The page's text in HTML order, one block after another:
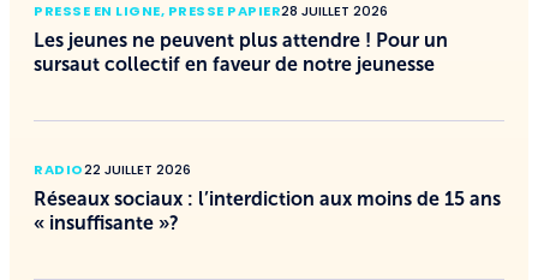
PRESSE EN LIGNE, PRESSE PAPIER28 JUILLET 2026
Les jeunes ne peuvent plus attendre ! Pour un
sursaut collectif en faveur de notre jeunesse
RADIO22 JUILLET 2026
Réseaux sociaux : l’interdiction aux moins de 15 ans
« insuffisante »?